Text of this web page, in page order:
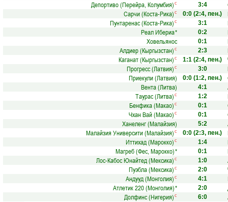
Депортиво (Перейра, Колумбия) с 3:4
Сарчи (Коста-Рика) с 0:0 (2:4, пен.)
Пунтаренас (Коста-Рика) с 3:1
Реал Ибериа* 0:2
Ховельянос
0:1
Алдиер (Кыргызстан) с 2:3
Каганат (Кыргызстан) с 1:1 (2:4, пен.)
Прогресс (Латвия) с 3:0
Приекули (Латвия)
0:0 (1:2, пен.)
Вента (Литва)
4:1
Таурас (Литва) с 1:2
Бенфика (Макао) с 0:1
Чхан Вай (Макао) с 0:1
Ханеленг (Малайзия)
5:2
Малайзия Университи (Малайзия) с 0:0 (2:3, пен.)
Иттихад (Марокко) с 1:4
Магреб (Фес, Марокко)* 0:1
Лос-Кабос Юнайтед (Мексика) с 1:0
Пуэбла (Мексика) с 2:0
Андууд (Монголия) с 4:1
Атлетик 220 (Монголия)* 2:0
Долфинс (Нигерия) с 6:0